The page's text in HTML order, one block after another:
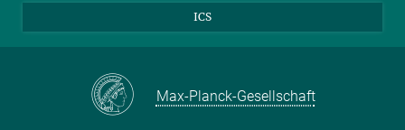
ICS
Max-Planck-Gesellschaft